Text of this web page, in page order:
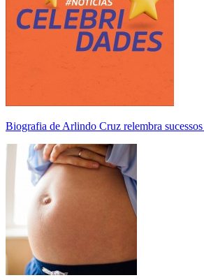
Biografia de Arlindo Cruz relembra sucessos